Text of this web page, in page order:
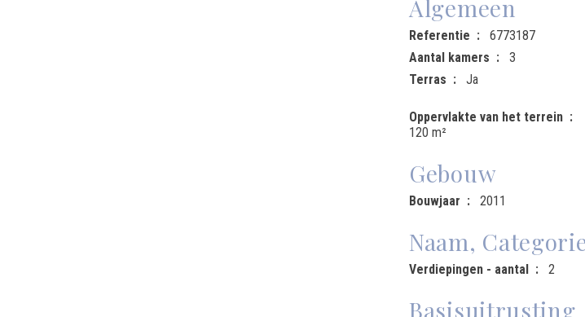
Algemeen
Referentie 6773187
Aantal kamers
3
Terras
Ja
Oppervlakte van het terrein
120 m²
Gebouw
Bouwjaar 2011
Naam,
Verdiepingen - aantal 2
Basisuitrusting